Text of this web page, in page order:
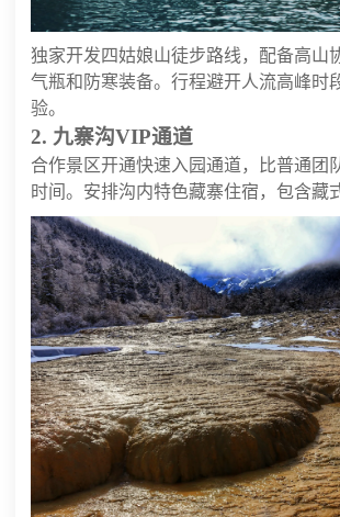
独家开发四姑娘山徒步路线，配备高山
气瓶和防寒装备。行程避开人流高峰时
验。
2. 九寨沟VIP通道
合作景区开通快速入园通道，比普通团
时间。安排沟内特色藏寨住宿，包含藏